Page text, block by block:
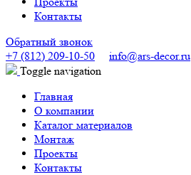
Контакты
Обратный звонок
+7 (812) 209-10-50
info@ars-decor.ru
Toggle navigation
Главная
О компании
Каталог материалов
Монтаж
Проекты
Контакты